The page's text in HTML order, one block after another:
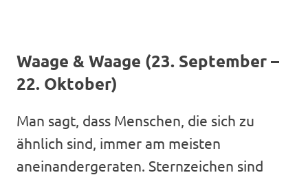
Waage & Waage (23. September –
22. Oktober)
Man sagt, dass Menschen, die sich zu
ähnlich sind, immer am meisten
aneinandergeraten. Sternzeichen sind